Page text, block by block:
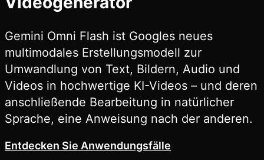
Gemini Omni Flash ist Googles neues
multimodales Erstellungsmodell zur
Umwandlung von Text, Bildern, Audio und
Videos in hochwertige KI-Videos – und deren
anschließende Bearbeitung in natürlicher
Sprache, eine Anweisung nach der anderen.
Entdecken Sie Anwendungsfälle